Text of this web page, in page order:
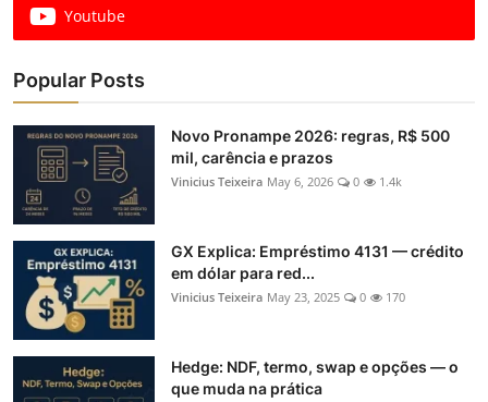
Youtube
Popular Posts
Novo Pronampe 2026: regras, R$ 500
mil, carência e prazos
Vinicius Teixeira May 6, 2026 0 1.4k
GX Explica: Empréstimo 4131 — crédito
em dólar para red...
Vinicius Teixeira May 23, 2025 0 170
Hedge: NDF, termo, swap e opções — o
que muda na prática